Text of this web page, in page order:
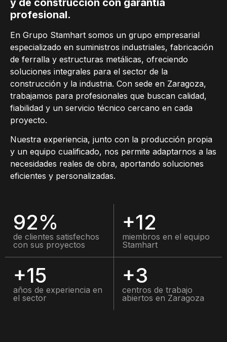
profesional.
En Grupo Stamhart somos un grupo empresarial
especializado en suministros industriales, fabricación
de ferralla y estructuras metálicas, ofreciendo
soluciones integrales para el sector de la
construcción y la industria. Con sede en Zaragoza,
trabajamos para profesionales que buscan calidad,
fiabilidad y un servicio técnico cercano en cada
proyecto.
Nuestra experiencia, junto con la producción propia
y un equipo cualificado, nos permite adaptarnos a las
necesidades reales de obra, aportando soluciones
eficientes y personalizadas.
92%
de clientes satisfechos
con sus proyectos
+12
miembros en el equipo
Stamhart
+15
años de experiencia en
el sector
+3
centros de trabajo
abiertos en Zaragoza